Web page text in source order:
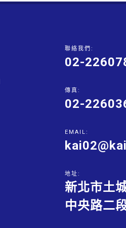
聯絡我們:
02-
傳真:
02-
EMAIL:
地址:
新北市土
中央路二